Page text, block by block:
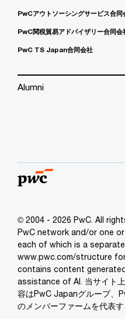
PwCアウトソーシングサービス合同
PwC関税貿易アドバイザリー合同会
PwC TS Japan合同会社
Alumni
© 2004 - 2026 PwC. All
PwC network and/or one
each of which is a
www.pwc.com/structure
contains content
assistance of AI. 当サイト
容はPwC Japanグループ、
のメンバーファームを代表す